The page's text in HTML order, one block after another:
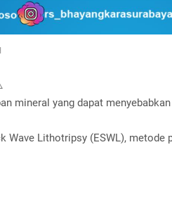
mineral yang dapat
Lithotripsy (ESWL), metode